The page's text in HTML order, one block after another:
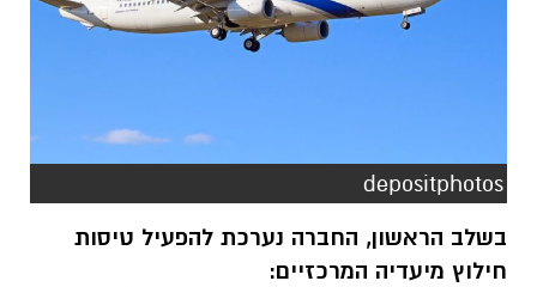
depositphotos
בשלב הראשון, החברה נערכת להפעיל טיסות
חילוץ מיעדיה המרכזיים: